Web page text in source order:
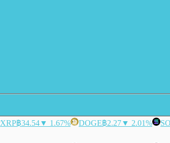
XRP฿34.54▼ 1.67% DOGE฿2.27▼ 2.01%